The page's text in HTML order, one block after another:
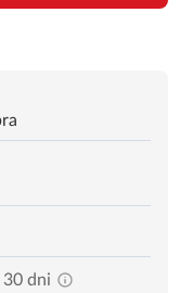
30 dni